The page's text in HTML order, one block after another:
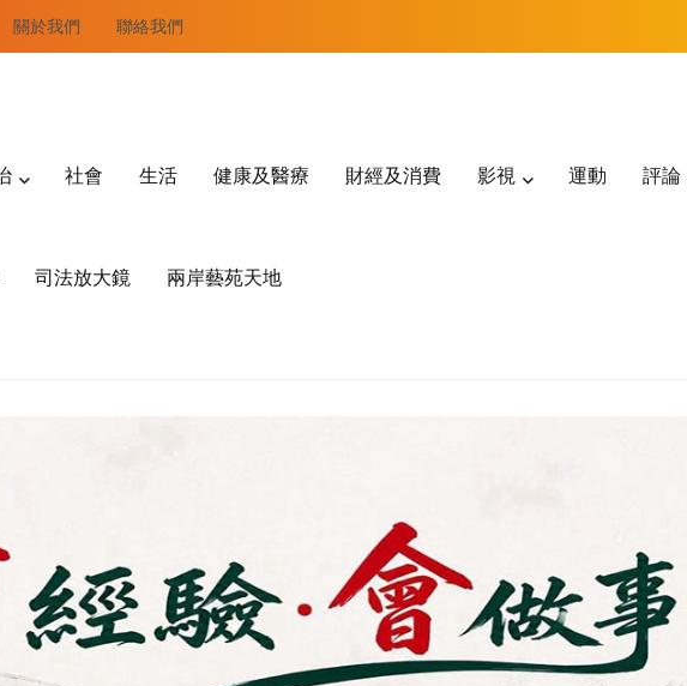
關於我們 聯絡我們
社會 生活 健康及醫療 財經及消費 影視 運動 評論
司法放大鏡 兩岸藝苑天地